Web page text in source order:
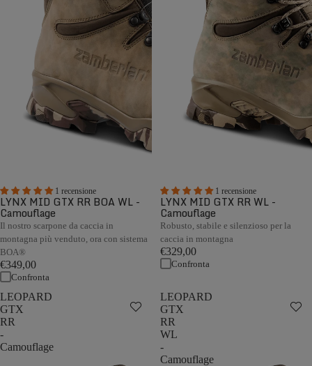
1 recensione
LYNX MID GTX RR BOA WL -
Camouflage
Il nostro scarpone da caccia in
montagna più venduto, ora con sistema
BOA®
€349,00
Confronta
1 recensione
LYNX MID GTX RR WL -
Camouflage
Robusto, stabile e silenzioso per la
caccia in montagna
€329,00
Confronta
LEOPARD
GTX
RR
-
Camouflage
LEOPARD
GTX
RR
WL
-
Camouflage